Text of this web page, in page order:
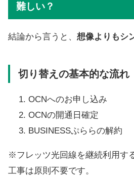
難しい？
結論から言うと、 想像よりもシ
切り替えの基本的な流れ
OCNへのお申し込み
OCNの開通日確定
BUSINESSぷららの解約
※フレッツ光回線を継続利用す
工事は原則不要です。